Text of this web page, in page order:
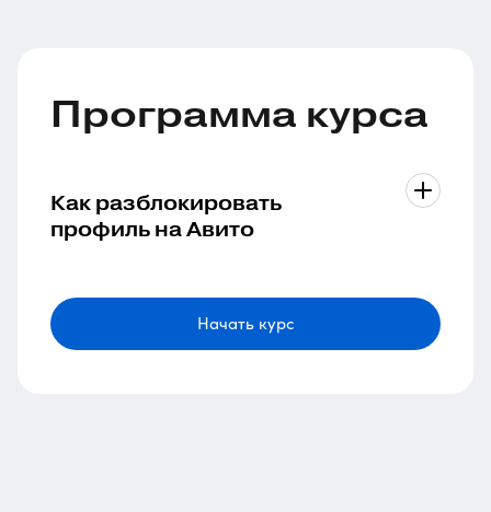
Программа курса
Как разблокировать
профиль на Авито
Начать курс